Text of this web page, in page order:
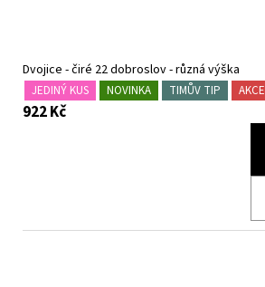
Dvojice - čiré 22 dobroslov - různá výška
JEDINÝ KUS NOVINKA TIMŮV TIP AKCE
922 Kč